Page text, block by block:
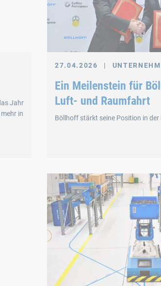
Jahr
in
27.04.2026 |
Ein Meilenstein für
Luft- und Raumfahrt
Böllhoff stärkt seine Position in